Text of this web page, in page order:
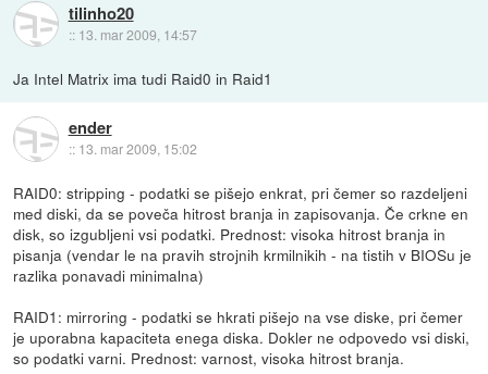
tilinho20
:: 13. mar 2009, 14:57
Ja Intel Matrix ima tudi Raid0 in Raid1
ender
:: 13. mar 2009, 15:02
RAID0: stripping - podatki se pišejo enkrat, pri čemer so razdeljeni
med diski, da se poveča hitrost branja in zapisovanja. Če crkne en
disk, so izgubljeni vsi podatki. Prednost: visoka hitrost branja in
pisanja (vendar le na pravih strojnih krmilnikih - na tistih v BIOSu je
razlika ponavadi minimalna)
RAID1: mirroring - podatki se hkrati pišejo na vse diske, pri čemer
je uporabna kapaciteta enega diska. Dokler ne odpovedo vsi diski,
so podatki varni. Prednost: varnost, visoka hitrost branja.